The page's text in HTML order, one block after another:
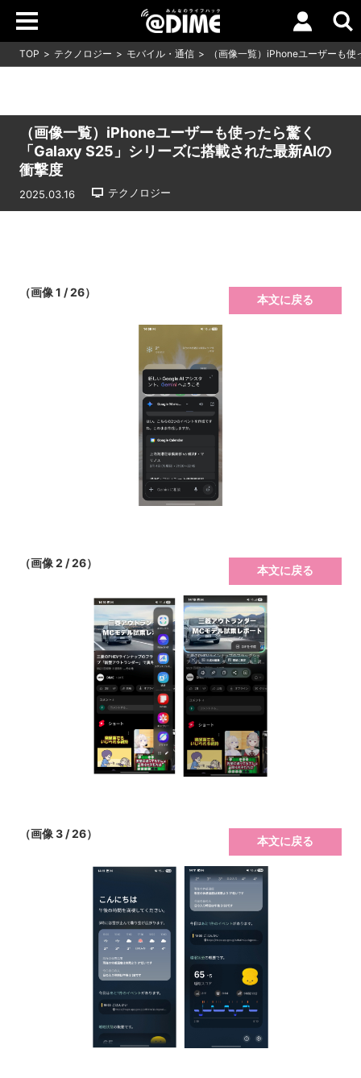
TOP テクノロジー モバイル・通信 （画像一覧）iPhoneユーザーも
（画像一覧）iPhoneユーザーも使ったら驚く
「Galaxy S25」シリーズに搭載された最新AIの
衝撃度
2025.03.16 テクノロジー
（画像 1 / 26）
本文に戻る
（画像 2 / 26）
本文に戻る
（画像 3 / 26）
本文に戻る